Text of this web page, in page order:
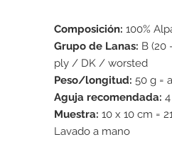
Composición: 100%
Grupo de Lanas: B (20
ply / DK / worsted
Peso/longitud: 50 g =
Aguja recomendada:
Muestra: 10 x 10 cm =
Lavado a mano